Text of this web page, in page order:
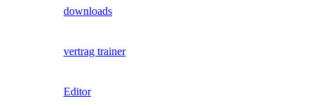
downloads
vertrag trainer
Editor